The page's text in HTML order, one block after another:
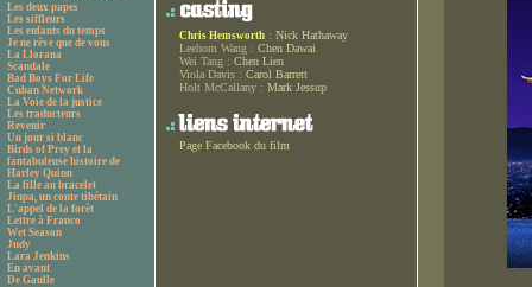
Les deux papes
Les siffleurs
Les enfants du temps
Je ne rêve que de vous
La Llorana
Scandale
Bad Boys For Life
Cuban Network
La Voie de la justice
Les traducteurs
Revenir
Un jour si blanc
Birds of Prey et la
fantabuleuse histoire de
Harley Quinn
La fille au bracelet
Jinpa, un conte tibétain
L'appel de la forêt
Lettre à Franco
Wet Season
Judy
Lara Jenkins
En avant
De Gaulle
Chris Hemsworth : Nick Hathaway
Leehom Wang : Chen Dawai
Wei Tang : Chen Lien
Viola Davis : Carol Barrett
Holt McCallany : Mark Jessup
Page Facebook du film